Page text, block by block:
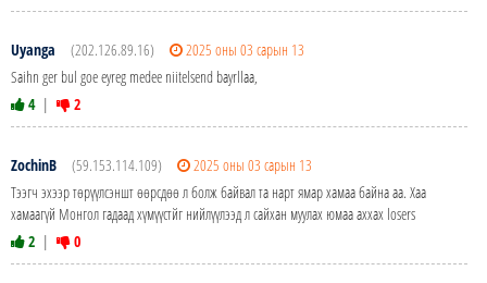
Uyanga (202.126.89.16)
2025 оны 03 сарын 13
Saihn ger bul goe eyreg medee niitelsend bayrllaa,
4 | 2
ZochinB (59.153.114.109)
2025 оны 03 сарын 13
Тээгч эхээр төрүүлсэншт өөрсдөө л болж байвал та нарт ямар хамаа байна аа. Хаа
хамаагүй Монгол гадаад хүмүүстйг нийлүүлээд л сайхан муулах юмаа аххах losers
2 | 0